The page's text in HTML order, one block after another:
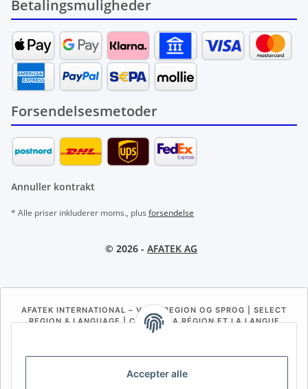
Accepter alle
Betalingsmuligheder
Forsendelsesmetoder
Annuller kontrakt
* Alle priser inkluderer moms., plus forsendelse
© 2026 - AFATEK AG
AFATEK INTERNATIONAL – VÆLG REGION OG SPROG | SELECT
REGION & LANGUAGE | CHOISIR LA RÉGION ET LA LANGUE
BE (NL) BE (FR)